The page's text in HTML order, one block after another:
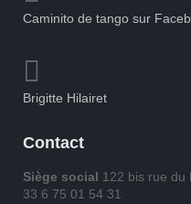
Caminito de tango sur
Brigitte Hilairet
Contact
Siège social 122 bis rue du
33 6 75 01 54 31